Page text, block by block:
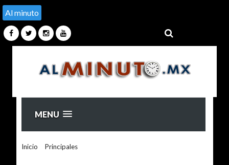
Al minuto
MENU
Inicio Principales>